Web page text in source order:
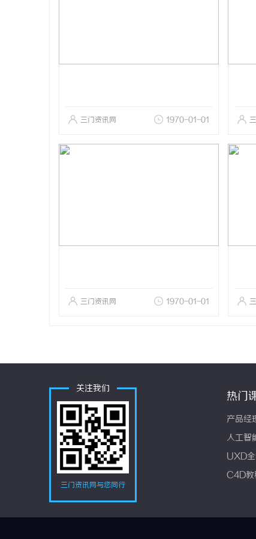
三门资讯网 1970-01-01
三门资讯网 1970-01-01
关注我们
三门资讯网与您同行
热门
产品经
人工智
UXD
C4D教